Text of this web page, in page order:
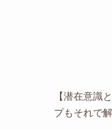
【潜在意識
プもそれで解